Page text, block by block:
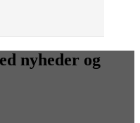
nyheder og